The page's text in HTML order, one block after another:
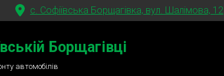
c. Софіївська Борщагівка, вул. Шалімова, 12
84
84
Борщагівці
автомобілів